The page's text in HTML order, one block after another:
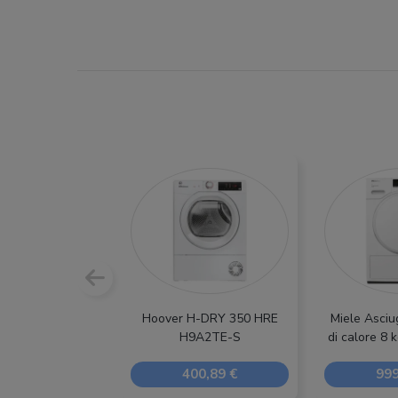
Hoover H-DRY 350 HRE
H9A2TE-S
400,89 €
Miele
di calore 8